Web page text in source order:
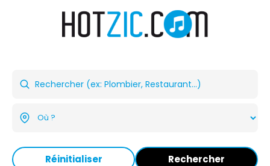
Réinitialiser Rechercher